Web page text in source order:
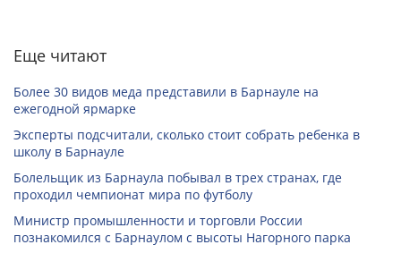
Еще читают
Более 30 видов меда представили в Барнауле на
ежегодной ярмарке
Эксперты подсчитали, сколько стоит собрать ребенка в
школу в Барнауле
Болельщик из Барнаула побывал в трех странах, где
проходил чемпионат мира по футболу
Министр промышленности и торговли России
познакомился с Барнаулом с высоты Нагорного парка